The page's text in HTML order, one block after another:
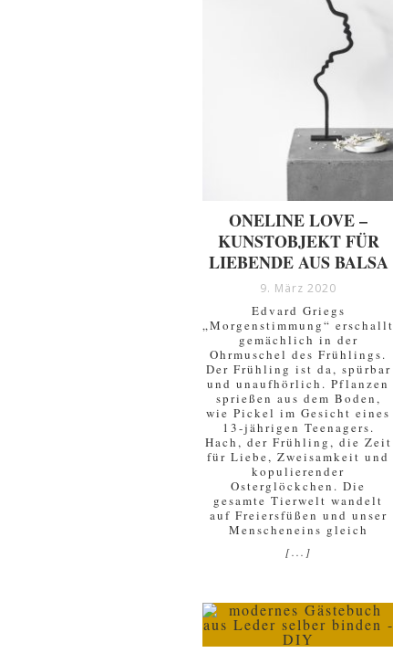
ONELINE LOVE –
KUNSTOBJEKT FÜR
LIEBENDE AUS BALSA
9. März 2020
Edvard Griegs
„Morgenstimmung“ erschallt
gemächlich in der
Ohrmuschel des Frühlings.
Der Frühling ist da, spürbar
und unaufhörlich. Pflanzen
sprießen aus dem Boden,
wie Pickel im Gesicht eines
13-jährigen Teenagers.
Hach, der Frühling, die Zeit
für Liebe, Zweisamkeit und
kopulierender
Osterglöckchen. Die
gesamte Tierwelt wandelt
auf Freiersfüßen und unser
Menscheneins gleich
[...]